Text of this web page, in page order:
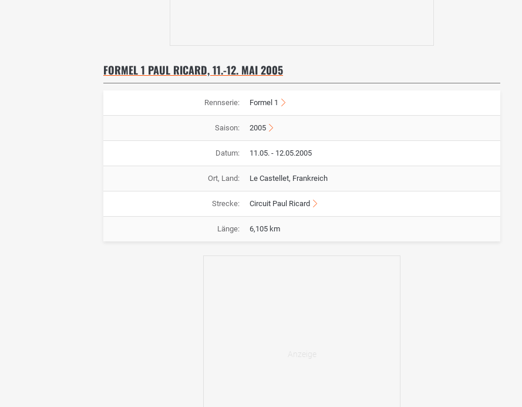
FORMEL 1 PAUL RICARD, 11.-12. MAI 2005
Rennserie: Formel 1
Saison: 2005
Datum: 11.05. - 12.05.2005
Ort, Land: Le Castellet, Frankreich
Strecke: Circuit Paul Ricard
Länge: 6,105 km